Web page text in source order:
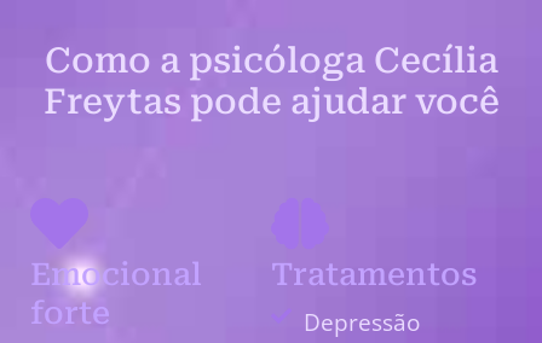
Como a psicóloga Cecília
Freytas pode ajudar você
Emocional
forte
Tratamentos
Depressão